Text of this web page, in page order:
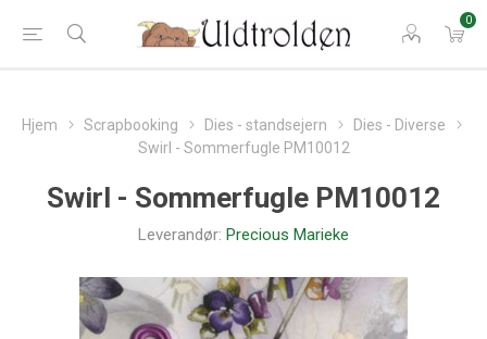
0
Hjem Scrapbooking Dies - standsejern
Dies - Diverse
Swirl - Sommerfugle PM10012
Swirl - Sommerfugle PM10012
Leverandør: Precious Marieke